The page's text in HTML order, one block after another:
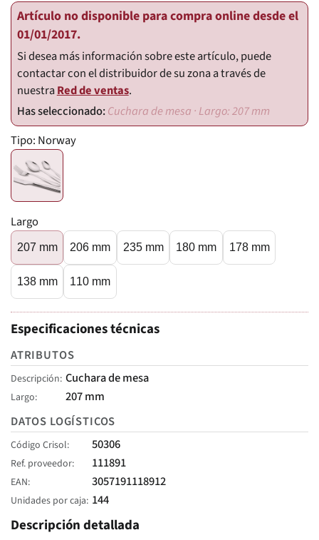
Artículo no disponible para compra online desde el
01/01/2017.
Si desea más información sobre este artículo, puede
contactar con el distribuidor de su zona a través de
nuestraRed de ventas.
Cuchara de mesa · Largo: 207 mm
Tipo: Norway
Largo
207 mm 206 mm 235 mm 180 mm 178 mm
138 mm 110 mm
Especificaciones técnicas
ATRIBUTOS
Descripción Cuchara de mesa
Largo
207 mm
DATOS LOGÍSTICOS
Código Crisol 50306
Ref. proveedor 111891
EAN 3057191118912
Unidades por caja 144
Descripción detallada